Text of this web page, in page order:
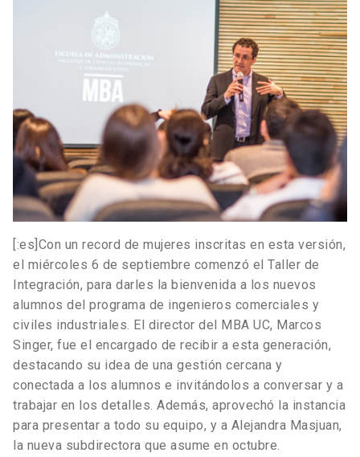
[:es]Con un record de mujeres inscritas en esta versión,
el miércoles 6 de septiembre comenzó el Taller de
Integración, para darles la bienvenida a los nuevos
alumnos del programa de ingenieros comerciales y
civiles industriales. El director del MBA UC, Marcos
Singer, fue el encargado de recibir a esta generación,
destacando su idea de una gestión cercana y
conectada a los alumnos e invitándolos a conversar y a
trabajar en los detalles. Además, aprovechó la instancia
para presentar a todo su equipo, y a Alejandra Masjuan,
la nueva subdirectora que asume en octubre.